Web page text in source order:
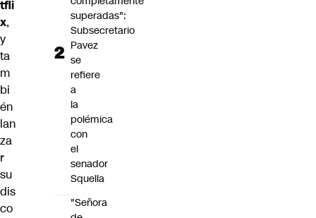
tfli
x,
y
ta
m
bi
én
lan
za
r
su
dis
co
superadas":
Subsecretario
Pavez
se
refiere
a
la
polémica
con
el
senador
Squella
"Señora